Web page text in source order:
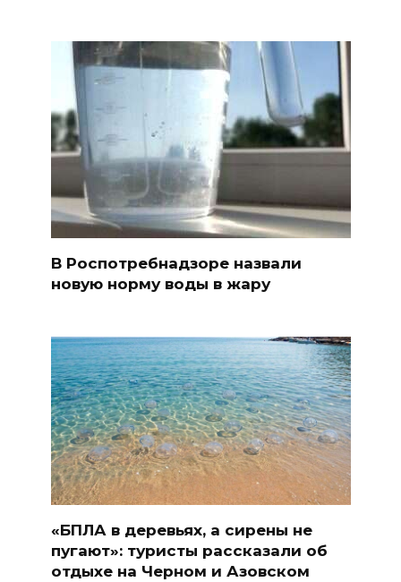
В Роспотребнадзоре назвали
новую норму воды в жару
«БПЛА в деревьях, а сирены не
пугают»: туристы рассказали об
отдыхе на Черном и Азовском